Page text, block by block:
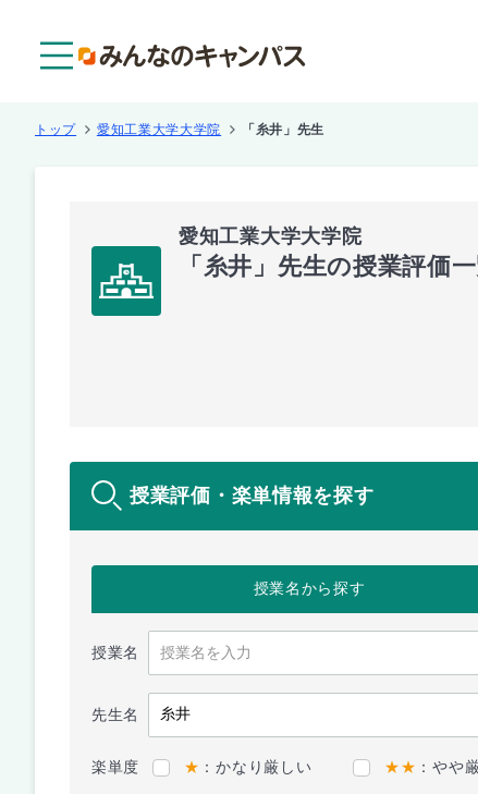
トップ 愛知工業大学大学院 「糸井」先生
愛知工業大学大学院
「糸井」先生の授業評価
授業評価・楽単情報を探す
授業名から探す
授業名
先生名
楽単度 ★ ：かなり厳しい ★★ ：やや